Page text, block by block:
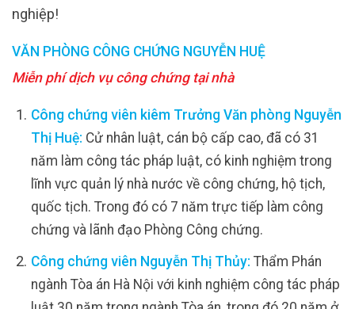
nghiệp!
VĂN PHÒNG CÔNG CHỨNG NGUYỄN HUỆ
Miễn phí dịch vụ công chứng tại nhà
Công chứng viên kiêm Trưởng Văn phòng Nguyễn
Thị Huệ: Cử nhân luật, cán bộ cấp cao, đã có 31
năm làm công tác pháp luật, có kinh nghiệm trong
lĩnh vực quản lý nhà nước về công chứng, hộ tịch,
quốc tịch. Trong đó có 7 năm trực tiếp làm công
chứng và lãnh đạo Phòng Công chứng.
Công chứng viên Nguyễn Thị Thủy: Thẩm Phán
ngành Tòa án Hà Nội với kinh nghiệm công tác pháp